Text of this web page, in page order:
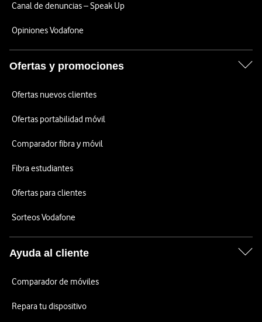
Canal de denuncias – Speak Up
Opiniones Vodafone
Ofertas y promociones
Ofertas nuevos clientes
Ofertas portabilidad móvil
Comparador fibra y móvil
Fibra estudiantes
Ofertas para clientes
Sorteos Vodafone
Ayuda al cliente
Comparador de móviles
Repara tu dispositivo